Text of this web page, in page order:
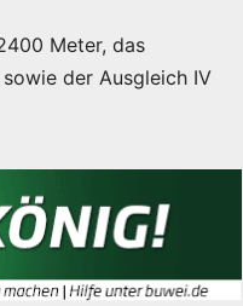
Meter, das
der Ausgleich IV